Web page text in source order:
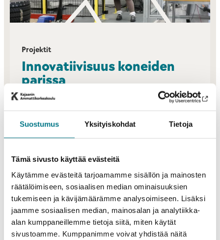
Suostumus Yksityiskohdat Tietoja
Tämä sivusto käyttää evästeitä
Käytämme evästeitä tarjoamamme sisällön ja mainosten
räätälöimiseen, sosiaalisen median ominaisuuksien
tukemiseen ja kävijämäärämme analysoimiseen. Lisäksi
jaamme sosiaalisen median, mainosalan ja analytiikka-
alan kumppaneillemme tietoja siitä, miten käytät
sivustoamme. Kumppanimme voivat yhdistää näitä
Projektit
Innovatiivisuus koneiden
parissa
Opintoihin kuuluu laboratorioharjoituksia ja käytännön
projekteja yritysten ja muiden teollisuuden
toimijoiden kanssa. Konkreettisia töitä,
toimeksiantoja ja tuotteita tehdään yhteistyössä